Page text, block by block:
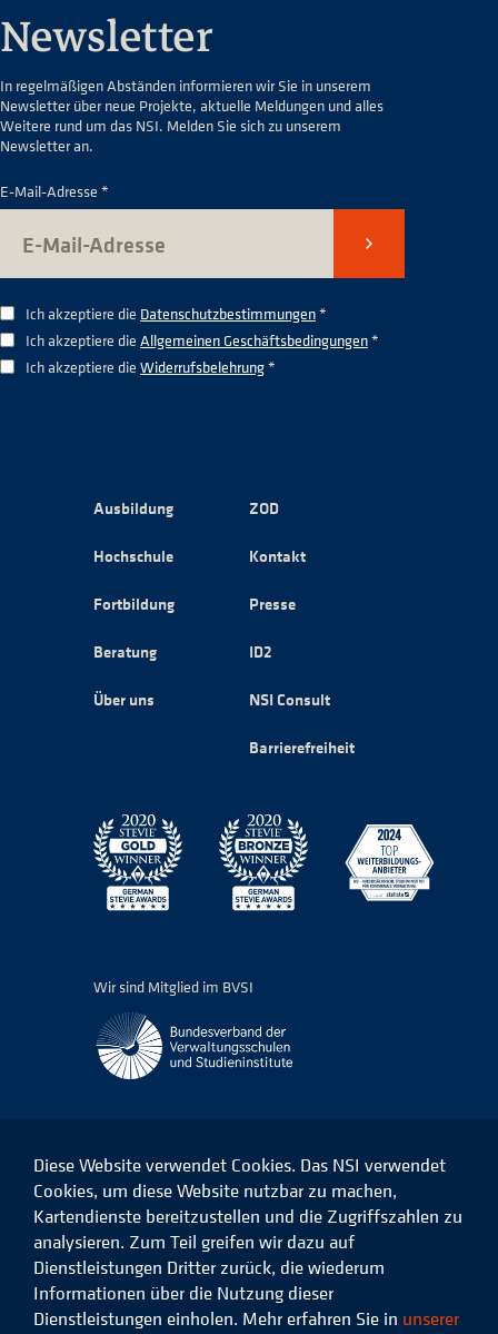
Newsletter
In regelmäßigen Abständen informieren wir Sie in unserem
Newsletter über neue Projekte, aktuelle Meldungen und alles
Weitere rund um das NSI. Melden Sie sich zu unserem
Newsletter an.
E-Mail-Adresse *
Senden
Ich akzeptiere die Datenschutzbestimmungen*
Ich akzeptiere die Allgemeinen Geschäftsbedingungen*
Ich akzeptiere die Widerrufsbelehrung*
Ausbildung
Hochschule
Fortbildung
Beratung
Über uns
ZOD
Kontakt
Presse
ID2
NSI Consult
Barrierefreiheit
Wir sind Mitglied im BVSI
Das
NSI
Facebook
Das
NSI
auf
LinkedIn
Das
NSI
auf
Instagram
Das
Xing
Datenschutz Impressum
Diese Website verwendet Cookies. Das NSI verwendet
Cookies, um diese Website nutzbar zu machen,
Kartendienste bereitzustellen und die Zugriffszahlen zu
analysieren. Zum Teil greifen wir dazu auf
Dienstleistungen Dritter zurück, die wiederum
Informationen über die Nutzung dieser
Dienstleistungen einholen. Mehr erfahren Sie in unserer